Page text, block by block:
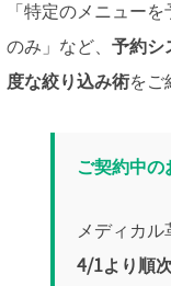
「特定のメニュー
のみ」など、 予約シ
度な絞り込み術をご
ご契約中の
メディカル
4/1より順